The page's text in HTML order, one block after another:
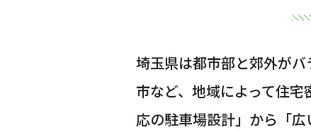
埼玉県は都市部と郊外が
市など、地域によって住
応の駐車場設計」から「